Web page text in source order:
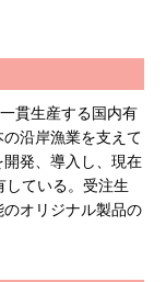
貫生産する国内有
沿岸漁業を支えて
発、導入し、現在
している。受注生
オリジナル製品の